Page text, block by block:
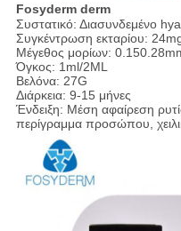
Fosyderm derm
Συστατικό: Διασυνδεμένο
Συγκέντρωση εκταρίου:
Μέγεθος μορίων:
Όγκος: 1ml/2ML
Βελόνα: 27G
Διάρκεια: 9-15 μήνες
Ένδειξη: Μέση αφαίρεση
περίγραμμα προσώπου,